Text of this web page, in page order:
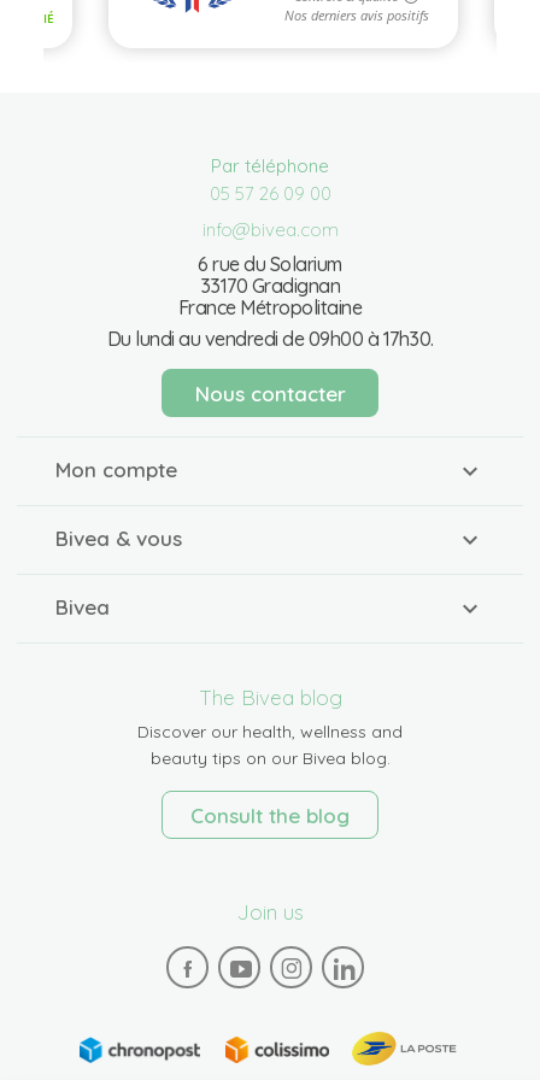
Par téléphone
05 57 26 09 00
info@bivea.com
6 rue du Solarium
33170 Gradignan
France Métropolitaine
Du lundi au vendredi de 09h00 à 17h30.
Nous contacter
Mon compte
Bivea & vous
Bivea
The Bivea blog
Discover our health, wellness and
beauty tips on our Bivea blog.
Consult the blog
Join us